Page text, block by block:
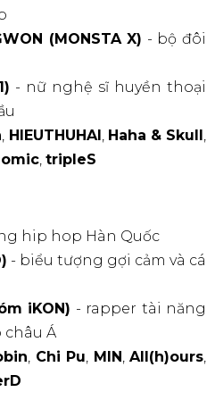
(MONSTA X) - bộ đôi
- nữ nghệ sĩ huyền thoại
HIEUTHUHAI Haha & Skull
tripleS
hip hop Hàn Quốc
- biểu tượng gợi cảm và cá
iKON) - rapper tài năng
châu Á
Chi Pu MIN ,All(h)ours